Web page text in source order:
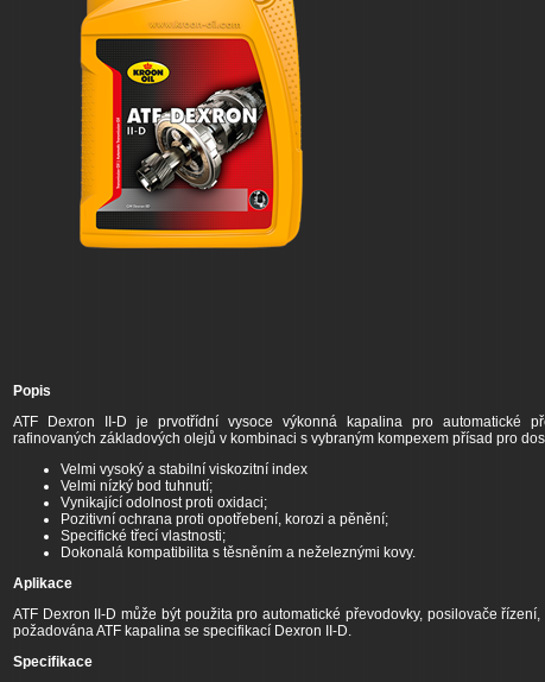
Popis
ATF Dexron II-D je prvotřídní vysoce výkonná kapalina pro automatické
rafinovaných základových olejů v kombinaci s vybraným kompexem přísad pro
Velmi vysoký a stabilní viskozitní index
Velmi nízký bod tuhnutí;
Vynikající odolnost proti oxidaci;
Pozitivní ochrana proti opotřebení, korozi a pěnění;
Specifické třecí vlastnosti;
Dokonalá kompatibilita s těsněním a neželeznými kovy.
Aplikace
ATF Dexron II-D může být použita pro automatické převodovky, posilovače
požadována ATF kapalina se specifikací Dexron II-D.
Specifikace